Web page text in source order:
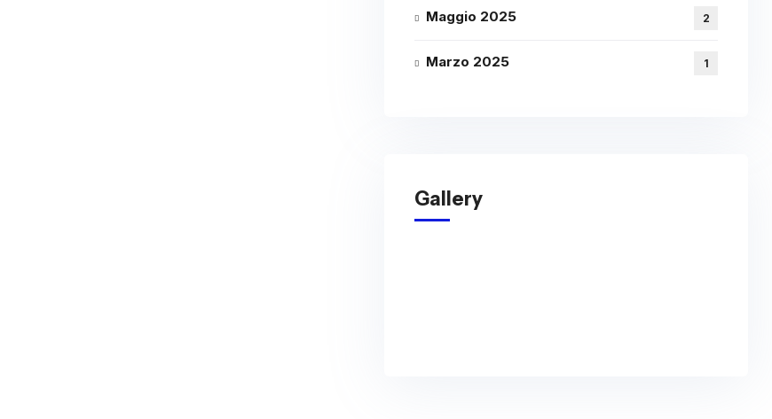
Maggio 2025 2
Marzo 2025 1
Gallery